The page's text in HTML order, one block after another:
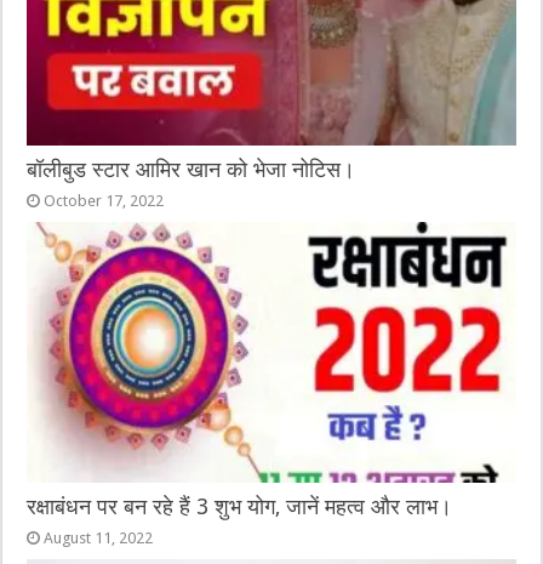
बॉलीबुड स्टार आमिर खान को भेजा नोटिस।
October 17, 2022
रक्षाबंधन पर बन रहे हैं 3 शुभ योग, जानें महत्व और लाभ।
August 11, 2022